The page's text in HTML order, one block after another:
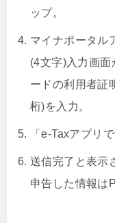
ップ。
マイナポータル
(4文字)入力画面
ードの利用者証
桁)を入力。
「e-Taxアプリ
送信完了と表示
申告した情報は